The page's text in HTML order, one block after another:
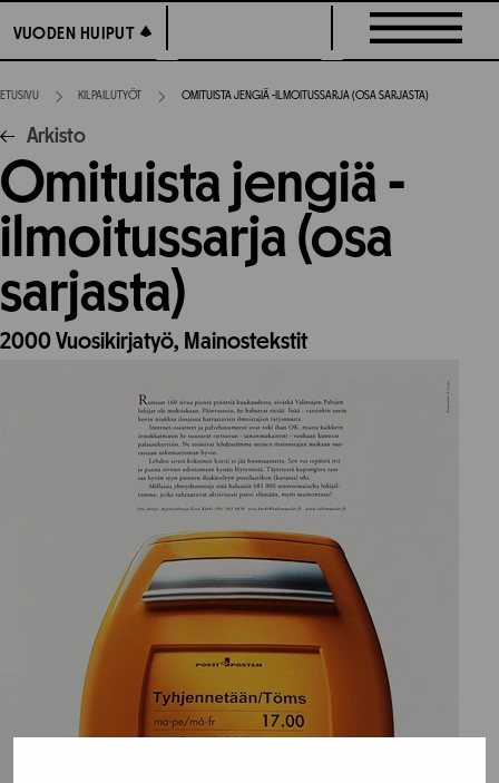
suoraan
sisältöön
VUODEN HUIPUT
VUODEN HUIPUT
ETUSIVU KILPAILUTYÖT OMITUISTA JENGIÄ -ILMOITUSSARJA (OSA SARJASTA)
Arkisto
Omituista jengiä -
ilmoitussarja (osa
sarjasta)
2000Vuosikirjatyö, Mainostekstit